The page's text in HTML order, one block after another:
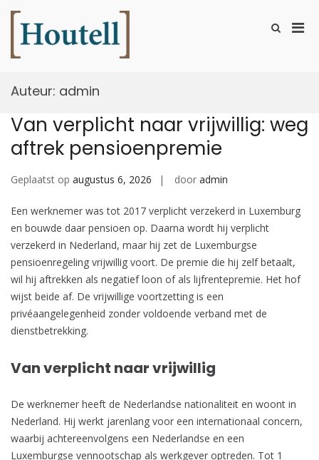
naar
inhoud
Toon
Auteur: admin
Van verplicht naar vrijwillig: weg
aftrek pensioenpremie
Geplaatst op augustus 6, 2026 door admin
Een werknemer was tot 2017 verplicht verzekerd in Luxemburg
en bouwde daar pensioen op. Daarna wordt hij verplicht
verzekerd in Nederland, maar hij zet de Luxemburgse
pensioenregeling vrijwillig voort. De premie die hij zelf betaalt,
wil hij aftrekken als negatief loon of als lijfrentepremie. Het hof
wijst beide af. De vrijwillige voortzetting is een
privéaangelegenheid zonder voldoende verband met de
dienstbetrekking.
Van verplicht naar vrijwillig
De werknemer heeft de Nederlandse nationaliteit en woont in
Nederland. Hij werkt jarenlang voor een internationaal concern,
waarbij achtereenvolgens een Nederlandse en een
Luxemburgse vennootschap als werkgever optreden. Tot 1